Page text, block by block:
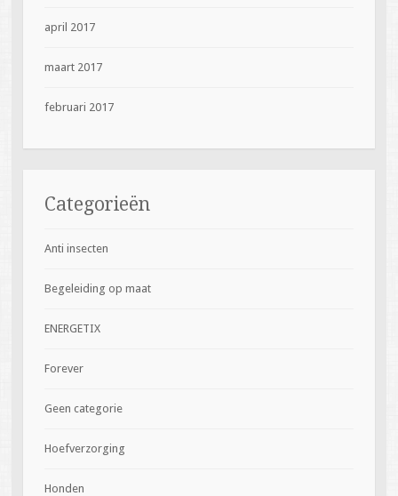
april 2017
maart 2017
februari 2017
Categorieën
Anti insecten
Begeleiding op maat
ENERGETIX
Forever
Geen categorie
Hoefverzorging
Honden